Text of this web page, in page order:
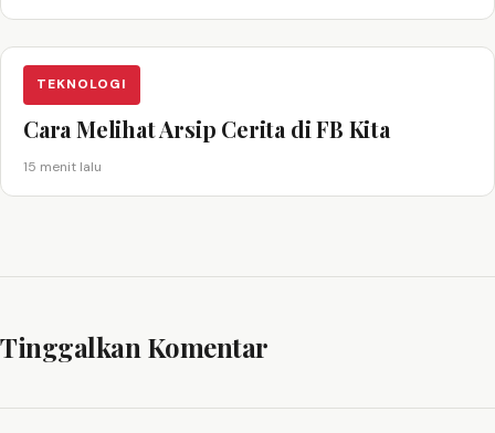
TEKNOLOGI
Cara Melihat Arsip Cerita di FB Kita
15 menit lalu
Tinggalkan Komentar